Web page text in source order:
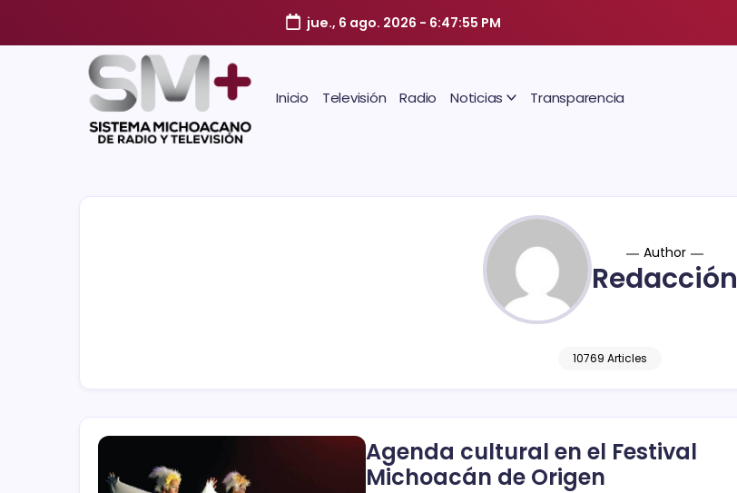
jue., 6 ago. 2026 - 6:47:57 PM
Inicio Televisión Radio Noticias Transparencia
Author
Redacción
10769 Articles
Agenda cultural en el Festival
Michoacán de Origen